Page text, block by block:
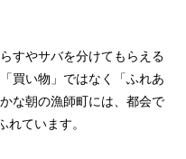
すやサバを分けてもらえる
買い物」ではなく「ふれあ
な朝の漁師町には、都会で
れています。